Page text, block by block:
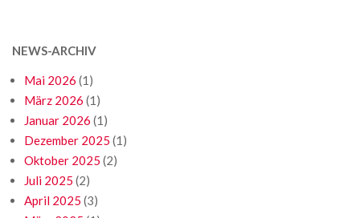
NEWS-ARCHIV
Mai 2026 (1)
März 2026 (1)
Januar 2026 (1)
Dezember 2025 (1)
Oktober 2025 (2)
Juli 2025 (2)
April 2025 (3)